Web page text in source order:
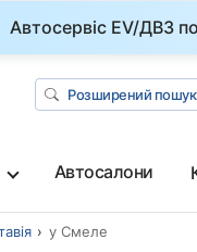
Автосервіс EV/ДВЗ
Розширений пошук
Автосалони
у Смеле